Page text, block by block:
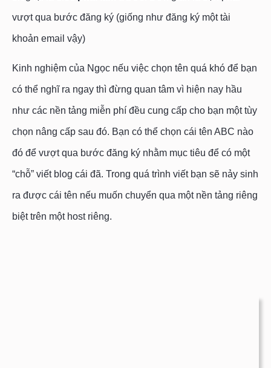
vượt qua bước đăng ký (giống như đăng ký một tài
khoản email vậy)
Kinh nghiệm của Ngọc nếu việc chọn tên quá khó để bạn
có thể nghĩ ra ngay thì đừng quan tâm vì hiện nay hầu
như các nền tảng miễn phí đều cung cấp cho bạn một tùy
chọn nâng cấp sau đó. Bạn có thể chọn cái tên ABC nào
đó để vượt qua bước đăng ký nhằm mục tiêu để có một
“chỗ” viết blog cái đã. Trong quá trình viết bạn sẽ nảy sinh
ra được cái tên nếu muốn chuyển qua một nền tảng riêng
biệt trên một host riêng.